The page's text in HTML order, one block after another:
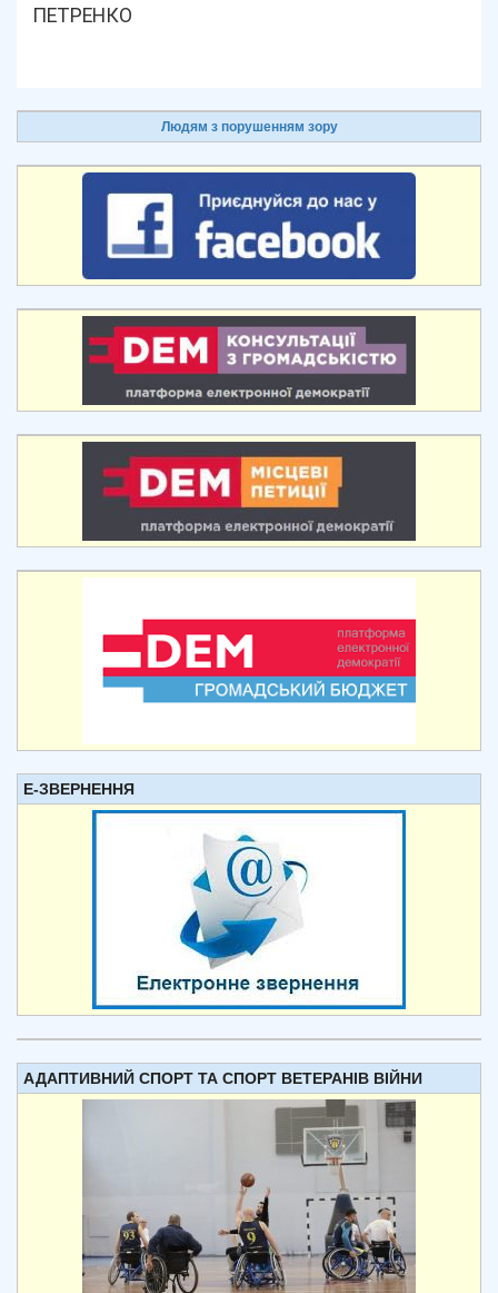
ПЕТРЕНКО
Людям з порушенням зору
Е-ЗВЕРНЕННЯ
АДАПТИВНИЙ СПОРТ ТА СПОРТ ВЕТЕРАНІВ ВІЙНИ